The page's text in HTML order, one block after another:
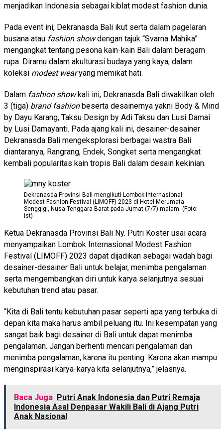
menjadikan Indonesia sebagai kiblat modest fashion dunia.
Pada event ini, Dekranasda Bali ikut serta dalam pagelaran
busana atau fashion showdengan tajuk “Svarna Mahika”
mengangkat tentang pesona kain-kain Bali dalam beragam
rupa. Diramu dalam akulturasi budaya yang kaya, dalam
koleksi modest wearyang memikat hati.
Dalam fashion showkali ini, Dekranasda Bali diwakilkan oleh
3 (tiga) brand fashionbeserta desainernya yakni Body & Mind
by Dayu Karang, Taksu Design by Adi Taksu dan Lusi Damai
by Lusi Damayanti. Pada ajang kali ini, desainer-desainer
Dekranasda Bali mengeksplorasi berbagai wastra Bali
diantaranya, Rangrang, Endek, Songket serta mengangkat
kembali popularitas kain tropis Bali dalam desain kekinian.
Dekranasda Provinsi Bali mengikuti Lombok Internasional
Modest Fashion Festival (LIMOFF) 2023 di Hotel Merumata
Senggigi, Nusa Tenggara Barat pada Jumat (7/7) malam. (Foto:
ist)
Ketua Dekranasda Provinsi Bali Ny. Putri Koster usai acara
menyampaikan Lombok Internasional Modest Fashion
Festival (LIMOFF) 2023 dapat dijadikan sebagai wadah bagi
desainer-desainer Bali untuk belajar, menimba pengalaman
serta mengembangkan diri untuk karya selanjutnya sesuai
kebutuhan trend atau pasar.
“Kita di Bali tentu kebutuhan pasar seperti apa yang terbuka di
depan kita maka harus ambil peluang itu. Ini kesempatan yang
sangat baik bagi desainer di Bali untuk dapat menimba
pengalaman. Jangan berhenti mencari pengalaman dan
menimba pengalaman, karena itu penting. Karena akan mampu
menginspirasi karya-karya kita selanjutnya,” jelasnya.
Baca Juga Putri Anak Indonesia dan Putri Remaja
Indonesia Asal Denpasar Wakili Bali di Ajang Putri
Anak Nasional